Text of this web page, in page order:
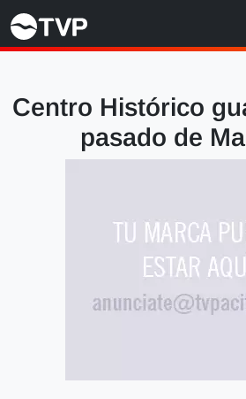
Centro Histórico
pasado de